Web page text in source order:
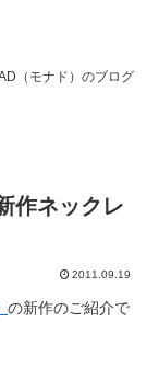
（モナド）のブログ
作ネックレ
2011.09.19
の新作のご紹介で